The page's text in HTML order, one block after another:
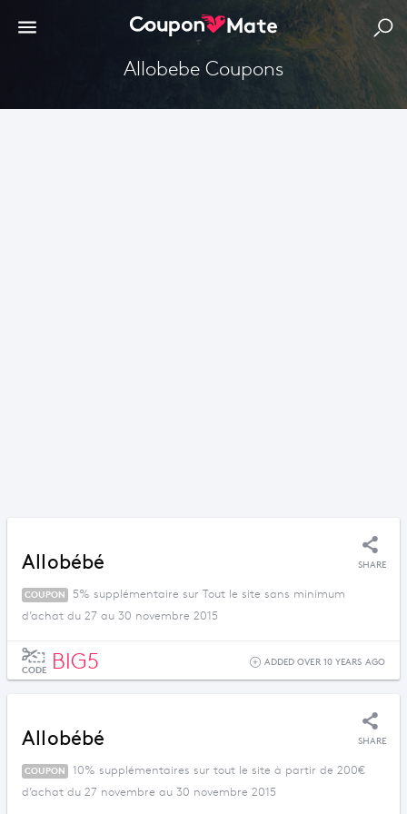
Allobebe Coupons
Allobébé SHARE
COUPON
5% supplémentaire sur Tout le site sans minimum
d’achat du 27 au 30 novembre 2015
CODE BIG5 ADDED OVER 10 YEARS AGO
Allobébé SHARE
COUPON
10% supplémentaires sur tout le site à partir de 200€
d’achat du 27 novembre au 30 novembre 2015